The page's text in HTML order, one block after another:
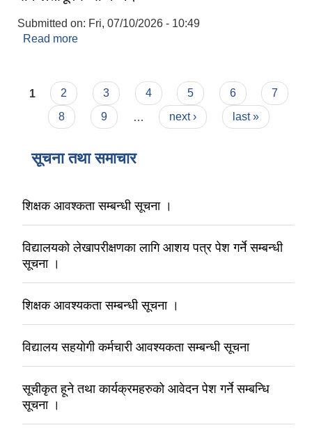
Submitted on: Fri, 07/10/2026 - 10:49
Read more
Pages
1 2 3 4 5 6
7
8
9 … next › last »
सूचना तथा समाचार
शिक्षक आवश्कता सम्बन्धी सूचना ।
विद्यालयको लेखापरीक्षणका लागि आशय पत्र पेश गर्ने सम्बन्धी
सूचना ।
शिक्षक आवश्यकता सम्बन्धी सूचना ।
विद्यालय सहयोगी कर्मचारी आवश्यकता सम्बन्धी सूचना
सूचीकृत हूने तथा कार्यक्रमहरुको आवेदन पेश गर्ने सम्बन्धि
सूचना ।